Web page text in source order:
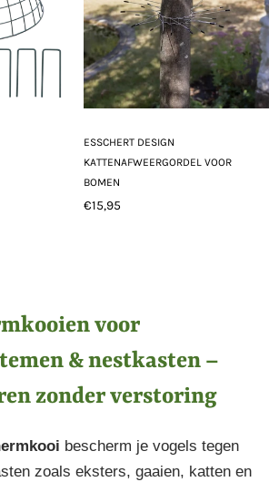
ESSCHERT DESIGN
KATTENAFWEERGORDEL VOOR
BOMEN
Normale
€15,95
voor
& nestkasten –
zonder verstoring
bescherm je vogels tegen
zoals eksters, gaaien, katten en